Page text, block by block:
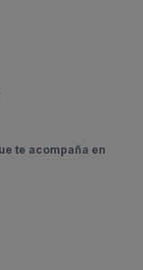
te acompaña en